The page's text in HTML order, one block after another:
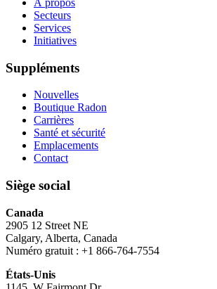
Secteurs
Services
Initiatives
Suppléments
Nouvelles
Boutique Radon
Carrières
Santé et sécurité
Emplacements
Contact
Siège social
Canada
2905 12 Street NE
Calgary, Alberta, Canada
Numéro gratuit : +1 866-764-7554
États-Unis